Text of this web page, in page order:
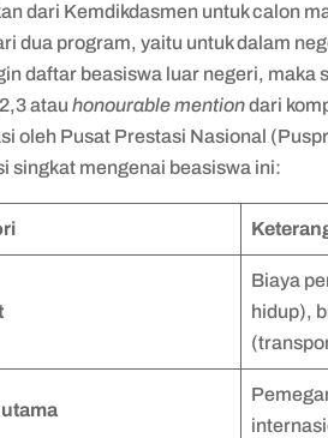
dari Kemdikdasmen untuk calon
dua program, yaitu untuk dalam
daftar beasiswa luar negeri, maka
atauhonourable mentiondari
oleh Pusat Prestasi Nasional
singkat mengenai beasiswa ini:
Biaya
hidup),